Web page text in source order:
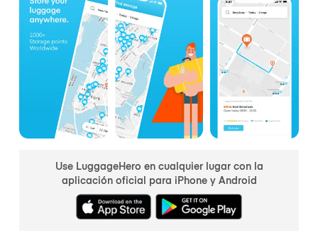
Use LuggageHero en cualquier lugar con la
aplicación oficial para iPhone y Android